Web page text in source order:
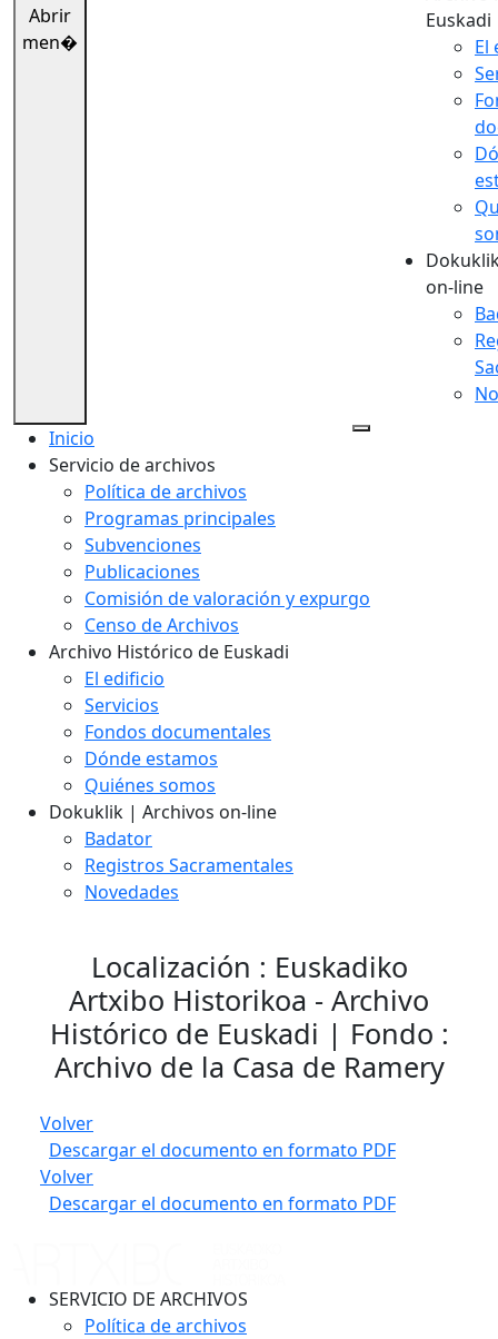
Abrir
men�
Euskadi
El
on-line
Inicio
Servicio de archivos
Política de archivos
Programas principales
Subvenciones
Publicaciones
Comisión de valoración y expurgo
Censo de Archivos
Archivo Histórico de Euskadi
El edificio
Servicios
Fondos documentales
Dónde estamos
Quiénes somos
Dokuklik | Archivos on-line
Badator
Registros Sacramentales
Novedades
Localización : Euskadiko
Artxibo Historikoa - Archivo
Histórico de Euskadi | Fondo :
Archivo de la Casa de Ramery
Volver
Descargar el documento en formato PDF
Volver
Descargar el documento en formato PDF
SERVICIO DE ARCHIVOS
Política de archivos